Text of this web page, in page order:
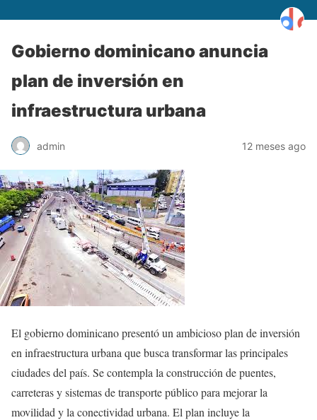
Gobierno dominicano anuncia
plan de inversión en
infraestructura urbana
admin 12 meses ago
El gobierno dominicano presentó un ambicioso plan de inversión
en infraestructura urbana que busca transformar las principales
ciudades del país. Se contempla la construcción de puentes,
carreteras y sistemas de transporte público para mejorar la
movilidad y la conectividad urbana. El plan incluye la